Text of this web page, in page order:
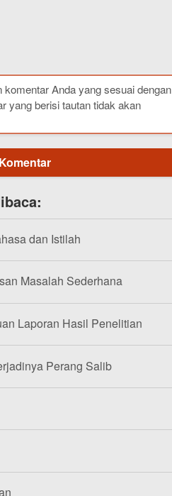
komentar Anda yang sesuai dengan
yang berisi tautan tidak akan
dan Istilah
Masalah Sederhana
Laporan Hasil Penelitian
Perang Salib